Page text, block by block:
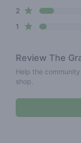
2 star reviews
1 star reviews
Review The
Help the
shop.